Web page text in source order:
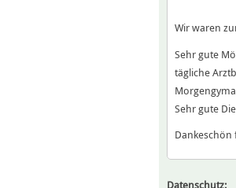
Wir waren
Sehr gute
tägliche
Sehr gute
Dankeschön
Datenschutz: